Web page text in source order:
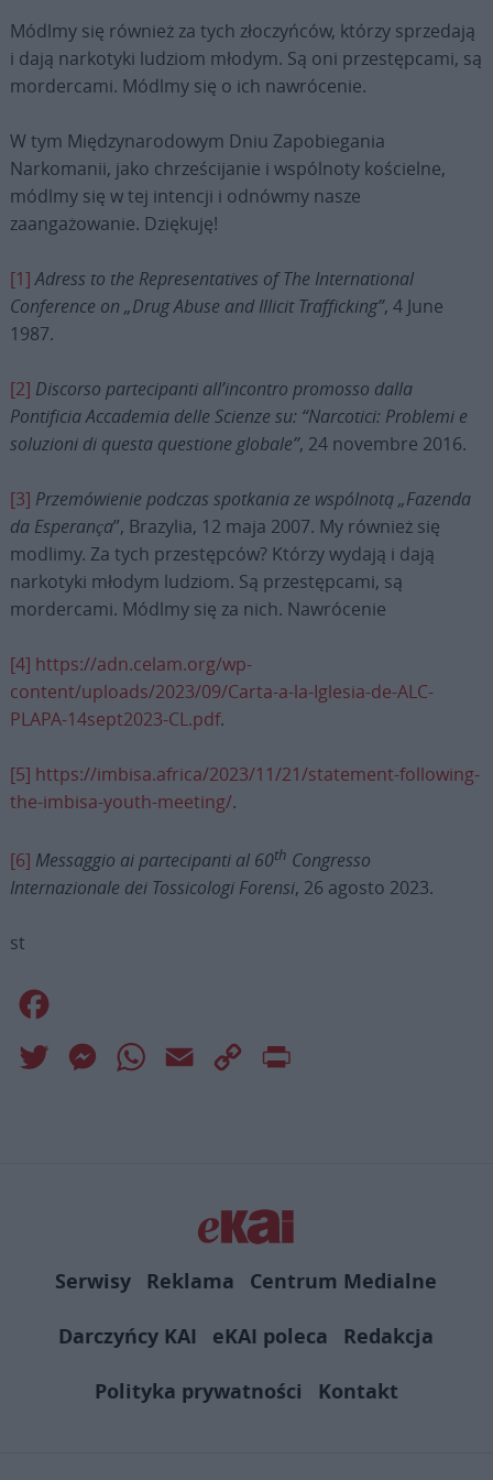
Módlmy się również za tych złoczyńców, którzy sprzedają
i dają narkotyki ludziom młodym. Są oni przestępcami, są
mordercami. Módlmy się o ich nawrócenie.
W tym Międzynarodowym Dniu Zapobiegania
Narkomanii, jako chrześcijanie i wspólnoty kościelne,
módlmy się w tej intencji i odnówmy nasze
zaangażowanie. Dziękuję!
[1] Adress to the Representatives of The International
Conference on „Drug Abuse and Illicit Trafficking”, 4 June
1987.
[2] Discorso partecipanti all’incontro promosso dalla
Pontificia Accademia delle Scienze su: “Narcotici: Problemi e
soluzioni di questa questione globale”, 24 novembre 2016.
[3] Przemówienie podczas spotkania ze wspólnotą „Fazenda
da Esperança”, Brazylia, 12 maja 2007. My również się
modlimy. Za tych przestępców? Którzy wydają i dają
narkotyki młodym ludziom. Są przestępcami, są
mordercami. Módlmy się za nich. Nawrócenie
[4] https://adn.celam.org/wp-
content/uploads/2023/09/Carta-a-la-Iglesia-de-ALC-
PLAPA-14sept2023-CL.pdf.
[5] https://imbisa.africa/2023/11/21/statement-following-
the-imbisa-youth-meeting/.
[6] Messaggio ai partecipanti al 60th Congresso
Internazionale dei Tossicologi Forensi, 26 agosto 2023.
st
Twitter MessengerWhatsApp
Email
Copy
Serwisy Reklama
Centrum Medialne
Darczyńcy KAI
eKAI poleca
Redakcja
Polityka prywatności
Kontakt